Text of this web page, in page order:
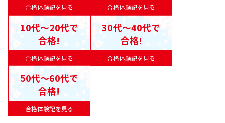
合格体験記を見る 合格体験記を見る
合格体験記を見る
10代〜20代で
合格!
合格体験記を見る
30代〜40代で
合格!
合格体験記を見る
50代〜60代で
合格!